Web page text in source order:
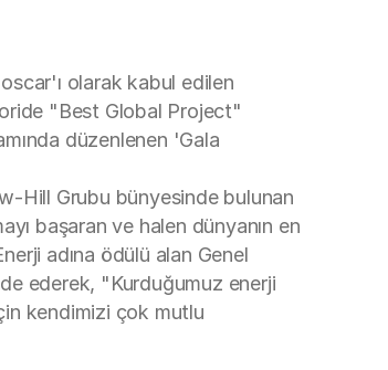
olarak kabul edilen
"Best Global Project"
düzenlenen 'Gala
Hill Grubu bünyesinde bulunan
başaran ve halen dünyanın en
adına ödülü alan Genel
ederek, "Kurduğumuz enerji
kendimizi çok mutlu